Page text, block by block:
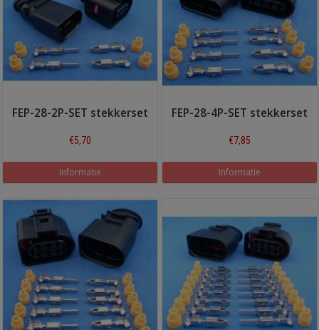
FEP-28-2P-SET stekkerset
€5,70
Informatie
FEP-28-4P-SET stekkerset
€7,85
Informatie